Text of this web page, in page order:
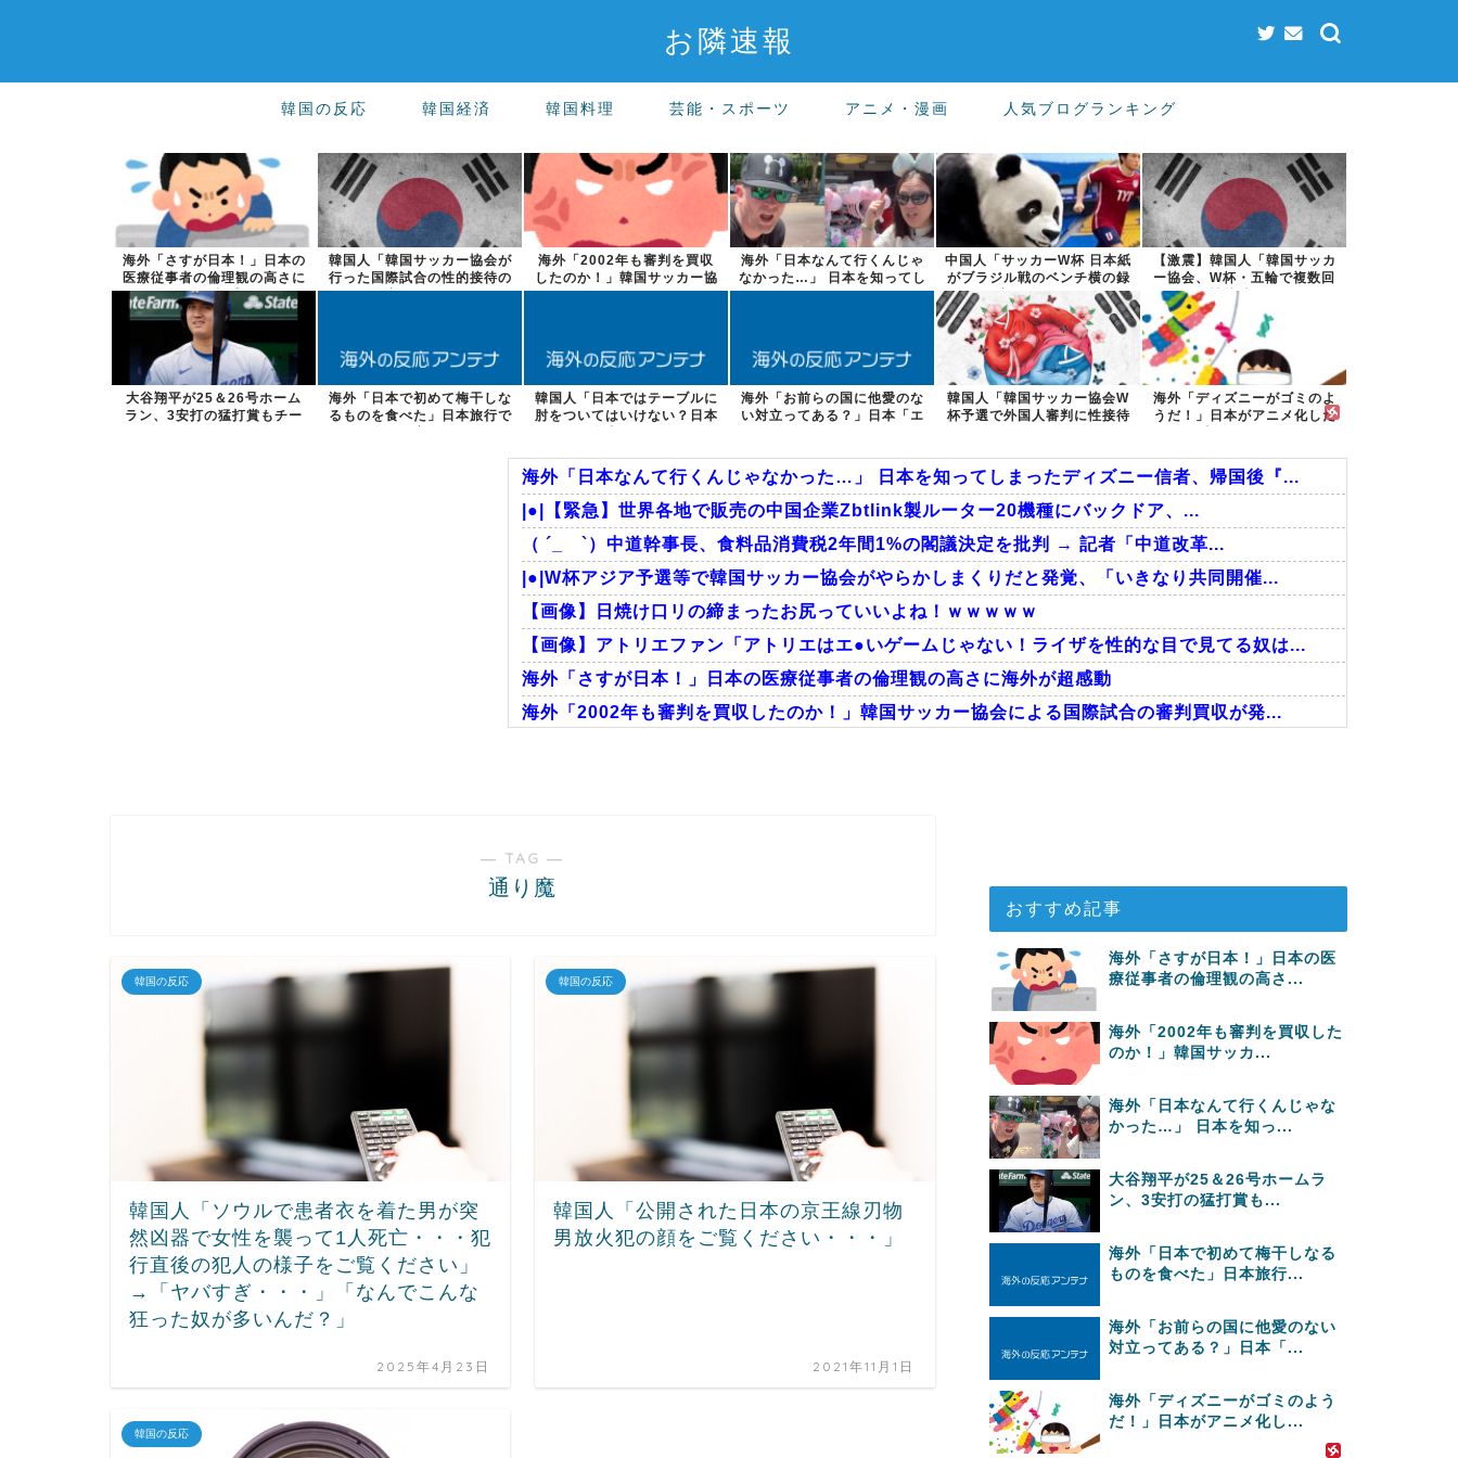
お隣速報
韓国の反応 韓国経済 韓国料理 芸能・スポーツ アニメ・漫画 人気ブログランキング
海外「さすが日本！」日本の
医療従事者の倫理観の高さに
海外が超感動
韓国人「韓国サッカー協会が
行った国際試合の性的接待の
全容がこちら...
海外「2002年も審判を買収
したのか！」韓国サッカー協
会による国...
海外「日本なんて行くんじゃ
なかった…」 日本を知ってし
まったディ...
中国人「サッカーW杯 日本紙
がブラジル戦のベンチ横の録
音を公開」...
【激震】韓国人「韓国サッカ
ー協会、W杯・五輪で複数回
の性接待を行...
大谷翔平が25＆26号ホーム
ラン、3安打の猛打賞もチー
海外「日本で初めて梅干しな
るものを食べた」日本旅行で
韓国人「日本ではテーブルに
肘をついてはいけない？日本
海外「お前らの国に他愛のな
い対立ってある？」日本「エ
韓国人「韓国サッカー協会W
杯予選で外国人審判に性接待
海外「ディズニーがゴミのよ
うだ！」日本がアニメ化した
海外「日本なんて行くんじゃなかった…」 日本を知ってしまったディズニー信者、帰国後『...
|●|【緊急】世界各地で販売の中国企業Zbtlink製ルーター20機種にバックドア、...
（ ´_ゝ`）中道幹事長、食料品消費税2年間1%の閣議決定を批判 → 記者「中道改革...
|●|W杯アジア予選等で韓国サッカー協会がやらかしまくりだと発覚、「いきなり共同開催...
【画像】日焼け口リの締まったお尻っていいよね！ｗｗｗｗｗ
【画像】アトリエファン「アトリエはエ●いゲームじゃない！ライザを性的な目で見てる奴は...
海外「さすが日本！」日本の医療従事者の倫理観の高さに海外が超感動
海外「2002年も審判を買収したのか！」韓国サッカー協会による国際試合の審判買収が発...
― TAG ―
通り魔
韓国の反応
韓国人「ソウルで患者衣を着た男が突
然凶器で女性を襲って1人死亡・・・犯
行直後の犯人の様子をご覧ください」
→「ヤバすぎ・・・」「なんでこんな
狂った奴が多いんだ？」
2025年4月23日
韓国の反応
韓国人「公開された日本の京王線刃物
男放火犯の顔をご覧ください・・・」
2021年11月1日
韓国の反応
おすすめ記事
海外「さすが日本！」日本の医
療従事者の倫理観の高さ...
海外「2002年も審判を買収した
のか！」韓国サッカ...
海外「日本なんて行くんじゃな
かった…」 日本を知っ...
大谷翔平が25＆26号ホームラ
ン、3安打の猛打賞も...
海外「日本で初めて梅干しなる
ものを食べた」日本旅行...
海外「お前らの国に他愛のない
対立ってある？」日本「...
海外「ディズニーがゴミのよう
だ！」日本がアニメ化し...